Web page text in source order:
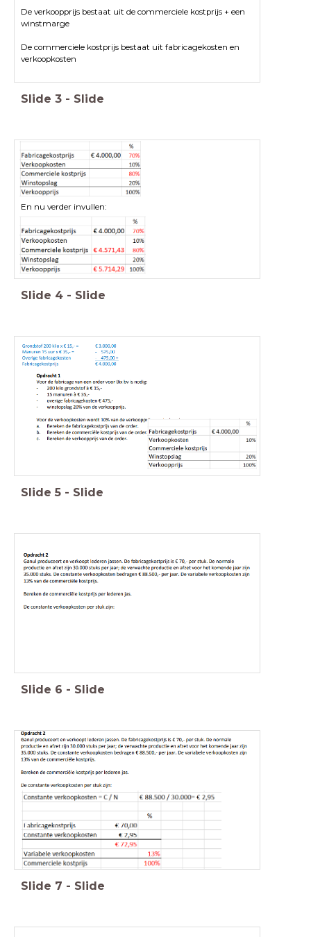
De verkoopprijs bestaat uit de commerciele kostprijs + een
winstmarge
De commerciele kostprijs bestaat uit fabricagekosten en
verkoopkosten
Slide 3 - Slide
En nu verder invullen:
Slide 4 - Slide
Slide 5 - Slide
Slide 6 - Slide
Slide 7 - Slide